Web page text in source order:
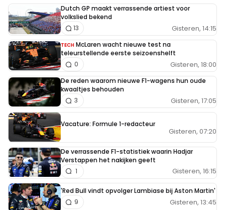
Dutch GP maakt verrassende artiest voor
volkslied bekend
Gisteren, 14:15
13
TECH McLaren wacht nieuwe test na
teleurstellende eerste seizoenshelft
Gisteren, 18:00
0
De reden waarom nieuwe F1-wagens hun oude
kwaaltjes behouden
Gisteren, 17:05
3
Vacature: Formule 1-redacteur
Gisteren, 07:20
De verrassende F1-statistiek waarin Hadjar
Verstappen het nakijken geeft
Gisteren, 16:15
1
'Red Bull vindt opvolger Lambiase bij Aston Martin'
Gisteren, 13:45
9